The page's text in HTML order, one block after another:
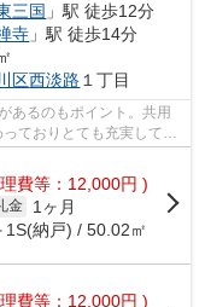
三国 」駅 徒歩12分
寺 」駅 徒歩14分
区西淡路 １丁目
あるのもポイント。共用
ておりとても充実してい
費等：12,000円 )
金
1ヶ月
1S(納戸) / 50.02㎡
費等：12,000円 )